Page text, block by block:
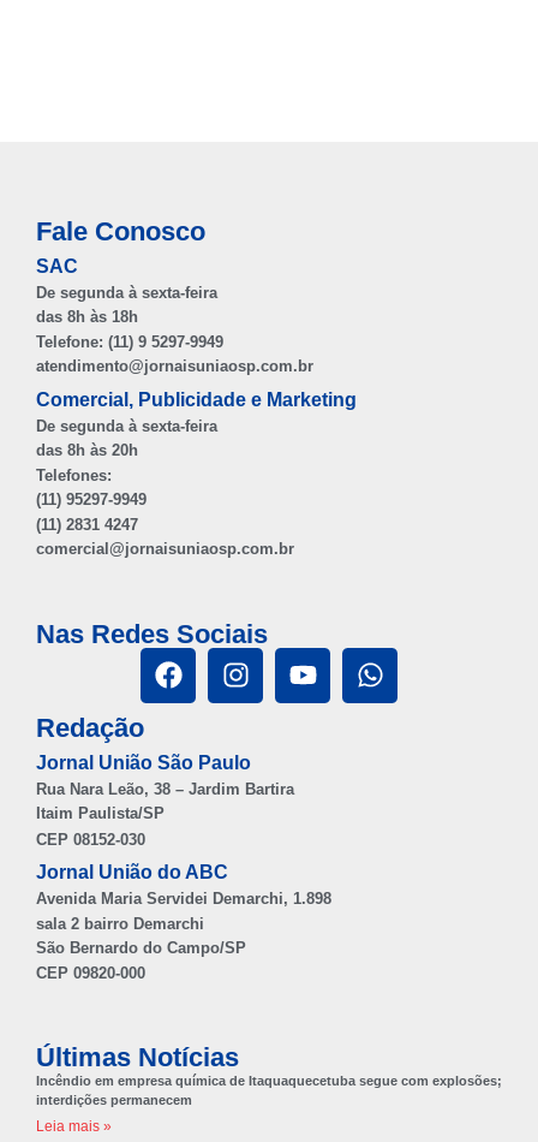
Fale Conosco
SAC
De segunda à sexta-feira
das 8h às 18h
Telefone: (11) 9 5297-9949
atendimento@jornaisuniaosp.com.br
Comercial, Publicidade e Marketing
De segunda à sexta-feira
das 8h às 20h
Telefones:
(11) 95297-9949
(11) 2831 4247
comercial@jornaisuniaosp.com.br
Nas Redes Sociais
Redação
Jornal União São Paulo
Rua Nara Leão, 38 – Jardim Bartira
Itaim Paulista/SP
CEP 08152-030
Jornal União do ABC
Avenida Maria Servidei Demarchi, 1.898
sala 2 bairro Demarchi
São Bernardo do Campo/SP
CEP 09820-000
Últimas Notícias
Incêndio em empresa química de Itaquaquecetuba segue com explosões;
interdições permanecem
Leia mais »